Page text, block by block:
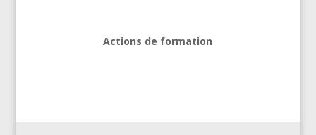
Actions de formation